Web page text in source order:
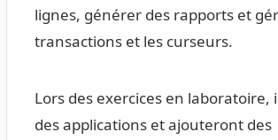
lignes, générer des rapports et
transactions et les curseurs.
Lors des exercices en laboratoire,
des applications et ajouteront des